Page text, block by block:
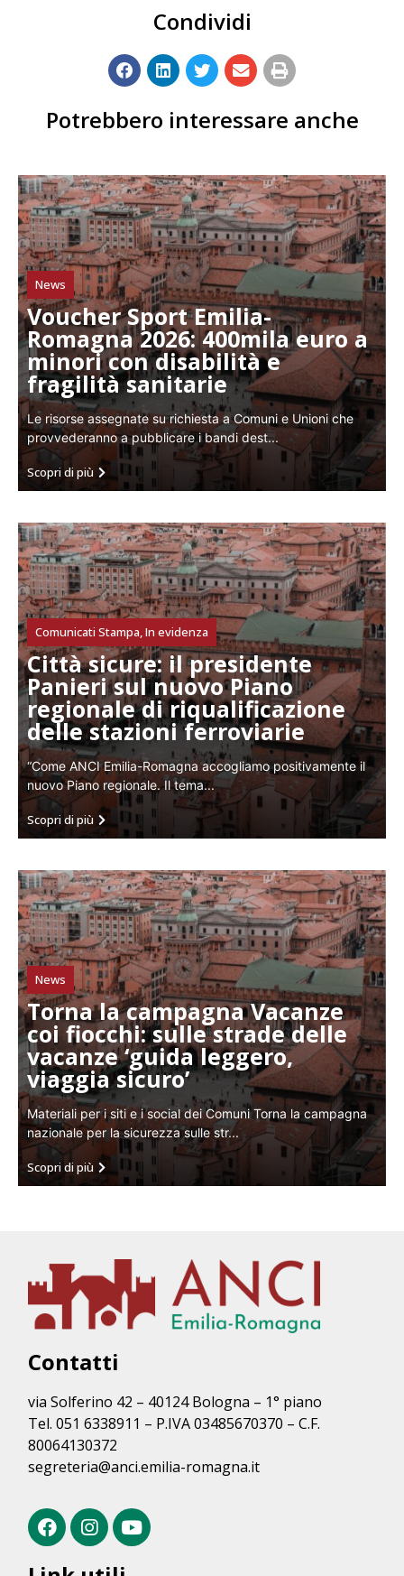
Condividi
Potrebbero interessare anche
News
Voucher Sport Emilia-
Romagna 2026: 400mila euro a
minori con disabilità e
fragilità sanitarie
Le risorse assegnate su richiesta a Comuni e Unioni che
provvederanno a pubblicare i bandi dest...
Scopri di più
Comunicati Stampa,In evidenza
Città sicure: il presidente
Panieri sul nuovo Piano
regionale di riqualificazione
delle stazioni ferroviarie
“Come ANCI Emilia-Romagna accogliamo positivamente il
nuovo Piano regionale. Il tema...
Scopri di più
News
Torna la campagna Vacanze
coi fiocchi: sulle strade delle
vacanze ‘guida leggero,
viaggia sicuro’
Materiali per i siti e i social dei Comuni Torna la campagna
nazionale per la sicurezza sulle str...
Scopri di più
Contatti
via Solferino 42 – 40124 Bologna – 1° piano
Tel. 051 6338911 – P.IVA 03485670370 – C.F.
80064130372
segreteria@anci.emilia-romagna.it